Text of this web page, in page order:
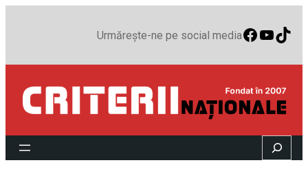
Urmărește-ne pe social media
Search